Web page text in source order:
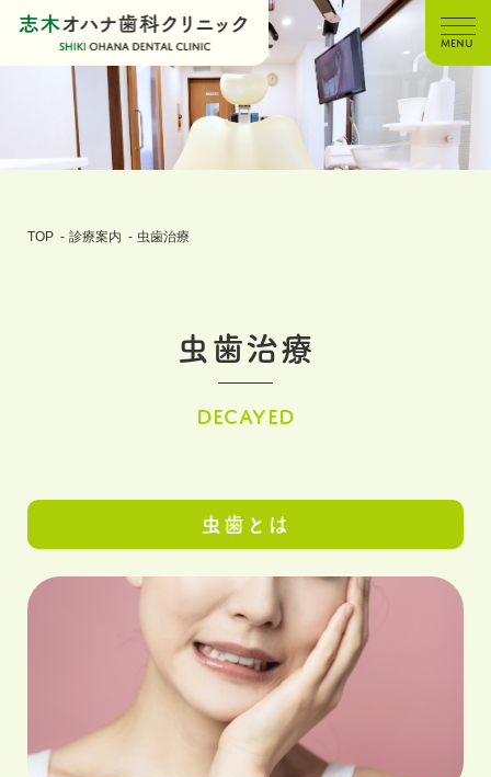
MENU
TOP 診療案内 虫歯治療
虫歯治療
DECAYED
虫歯とは